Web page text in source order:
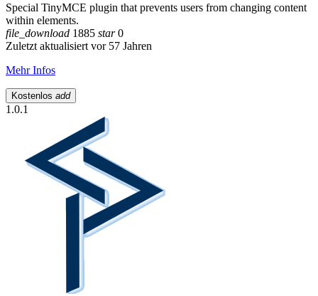
Special TinyMCE plugin that prevents users from changing content
within elements.
file_download 1885 star0
Zuletzt aktualisiert vor 57 Jahren
Mehr Infos
Kostenlos add
1.0.1